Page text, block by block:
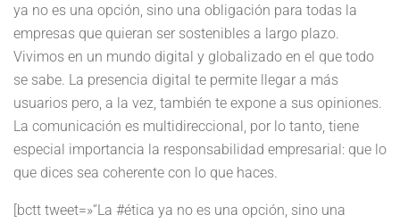
ya no es una opción, sino una obligación para todas la
empresas que quieran ser sostenibles a largo plazo.
Vivimos en un mundo digital y globalizado en el que todo
se sabe. La presencia digital te permite llegar a más
usuarios pero, a la vez, también te expone a sus opiniones.
La comunicación es multidireccional, por lo tanto, tiene
especial importancia la responsabilidad empresarial: que lo
que dices sea coherente con lo que haces.
[bctt tweet=»“La #ética ya no es una opción, sino una